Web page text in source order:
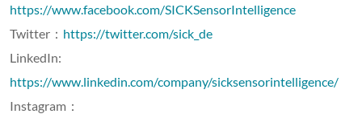
https://www.facebook.com/SICKSensorIntelligence
Twitter： https://twitter.com/sick_de
LinkedIn:
https://www.linkedin.com/company/sicksensorintelligence/
Instagram：